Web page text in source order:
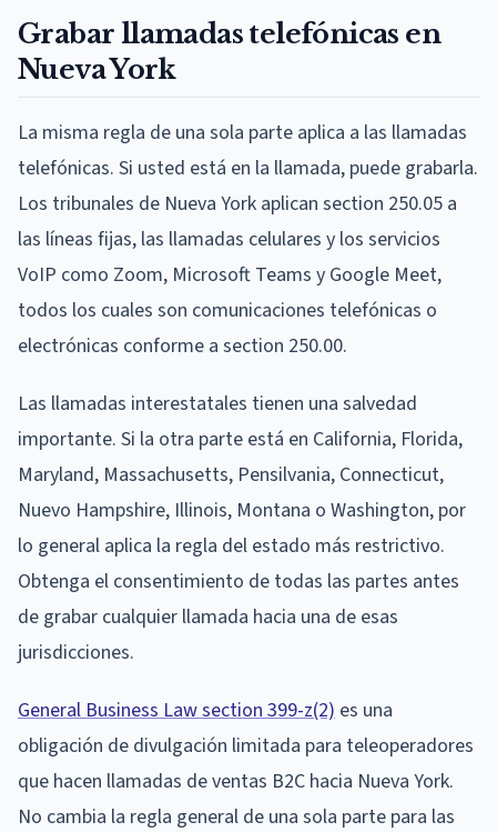
Grabar llamadas telefónicas en
Nueva York
La misma regla de una sola parte aplica a las llamadas
telefónicas. Si usted está en la llamada, puede grabarla.
Los tribunales de Nueva York aplican section 250.05 a
las líneas fijas, las llamadas celulares y los servicios
VoIP como Zoom, Microsoft Teams y Google Meet,
todos los cuales son comunicaciones telefónicas o
electrónicas conforme a section 250.00.
Las llamadas interestatales tienen una salvedad
importante. Si la otra parte está en California, Florida,
Maryland, Massachusetts, Pensilvania, Connecticut,
Nuevo Hampshire, Illinois, Montana o Washington, por
lo general aplica la regla del estado más restrictivo.
Obtenga el consentimiento de todas las partes antes
de grabar cualquier llamada hacia una de esas
jurisdicciones.
General Business Law section 399-z(2) es una
obligación de divulgación limitada para teleoperadores
que hacen llamadas de ventas B2C hacia Nueva York.
No cambia la regla general de una sola parte para las